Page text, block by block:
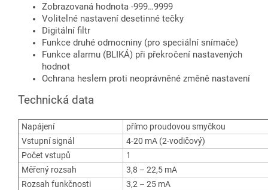
Zobrazovaná hodnota -999…9999
Volitelné nastavení desetinné tečky
Digitální filtr
Funkce druhé odmocniny (pro speciální snímače)
Funkce alarmu (BLIKÁ) při překročení nastavených
hodnot
Ochrana heslem proti neoprávněné změně nastavení
Technická data
Napájení
přímo proudovou smyčkou
Vstupní signál
4-20 mA (2-vodičový)
Počet vstupů
1
Měřený rozsah
3,8 – 22,5 mA
Rozsah funkčnosti
3,2 – 25 mA